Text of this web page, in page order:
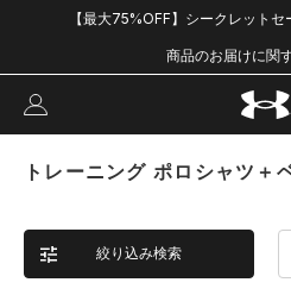
【最大75%OFF】シークレット
商品のお届けに関
トレーニング ポロシャツ＋
絞り込み検索